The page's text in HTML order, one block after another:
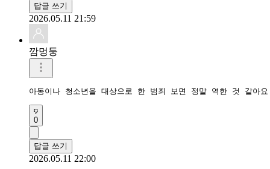
답글 쓰기
2026.05.11 21:59
깜멍둥
아동이나 청소년을 대상으로 한 범죄 보면 정말 역한 것 같아
0
답글 쓰기
2026.05.11 22:00